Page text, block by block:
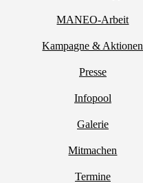
MANEO-Arbeit
Kampagne & Aktionen
Presse
Infopool
Galerie
Mitmachen
Termine